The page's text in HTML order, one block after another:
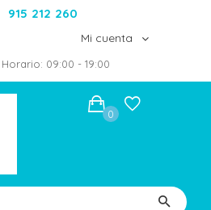
915 212 260
Mi cuenta
Horario: 09:00 - 19:00
0